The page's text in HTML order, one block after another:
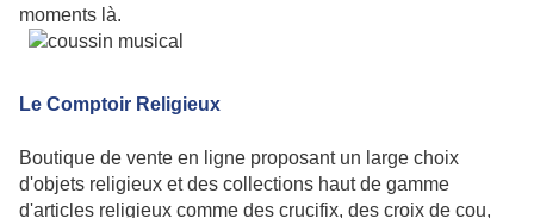
moments là.
Le Comptoir Religieux
Boutique de vente en ligne proposant un large choix
d'objets religieux et des collections haut de gamme
d'articles religieux comme des crucifix, des croix de cou,